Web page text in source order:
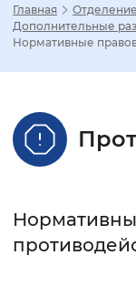
Главная
Дополнительные
Нормативные